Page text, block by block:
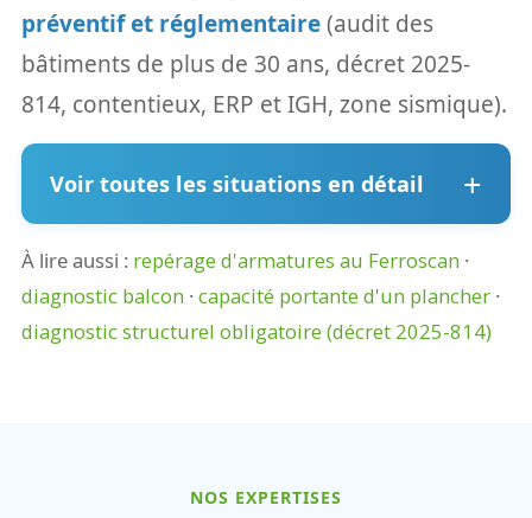
préventif et réglementaire(audit des
bâtiments de plus de 30 ans, décret 2025-
814, contentieux, ERP et IGH, zone sismique).
Voir toutes les situations en détail
À lire aussi : repérage d'armatures au Ferroscan·
diagnostic balcon·capacité portante d'un plancher·
diagnostic structurel obligatoire (décret 2025-814)
NOS EXPERTISES